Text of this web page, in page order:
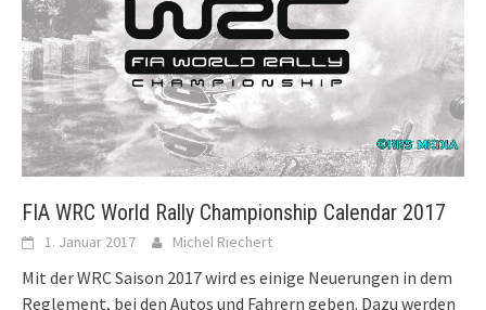
FIA WRC World Rally Championship Calendar 2017
1. Januar 2017 Michel Riechert
Mit der WRC Saison 2017 wird es einige Neuerungen in dem
Reglement, bei den Autos und Fahrern geben. Dazu werden